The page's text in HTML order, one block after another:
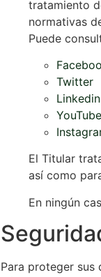
tratamiento
normativas
Puede
Twitter
Linkedin
YouTube
El Titular
así como
En ningún
Para proteger sus